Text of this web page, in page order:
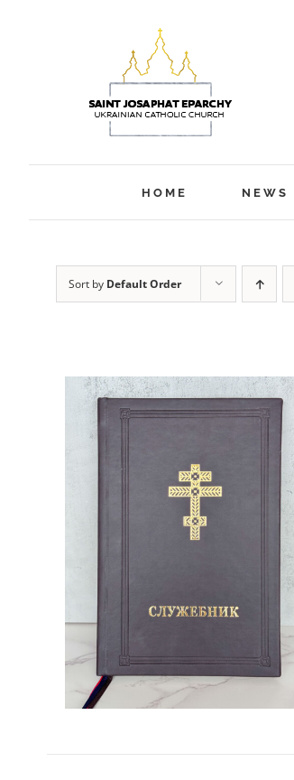
HOME NEWS
Sort by Default Order